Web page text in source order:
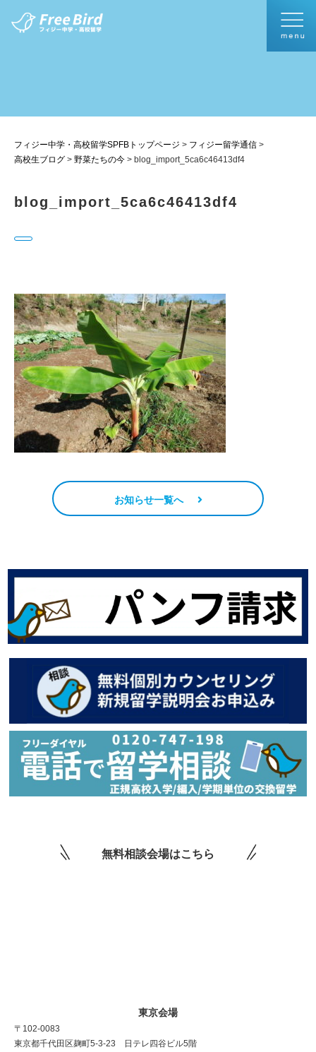
フィジー中学・高校留学SPFBトップページ > フィジー留学通信 >
高校生ブログ > 野菜たちの今 > blog_import_5ca6c46413df4
blog_import_5ca6c46413df4
お知らせ一覧へ
無料相談会場はこちら
東京会場
〒102-0083
東京都千代田区麹町5-3-23 日テレ四谷ビル5階